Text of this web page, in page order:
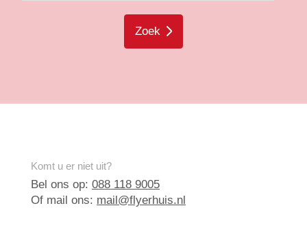
Zoek
Komt u er niet uit?
Bel ons op: 088 118 9005
Of mail ons: mail@flyerhuis.nl